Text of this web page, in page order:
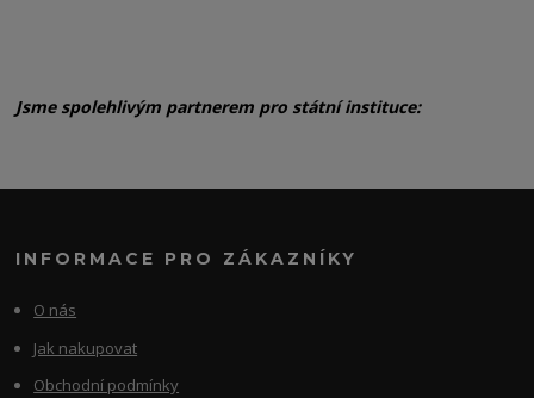
Jsme spolehlivým partnerem pro státní instituce:
INFORMACE PRO ZÁKAZNÍKY
O nás
Jak nakupovat
Obchodní podmínky